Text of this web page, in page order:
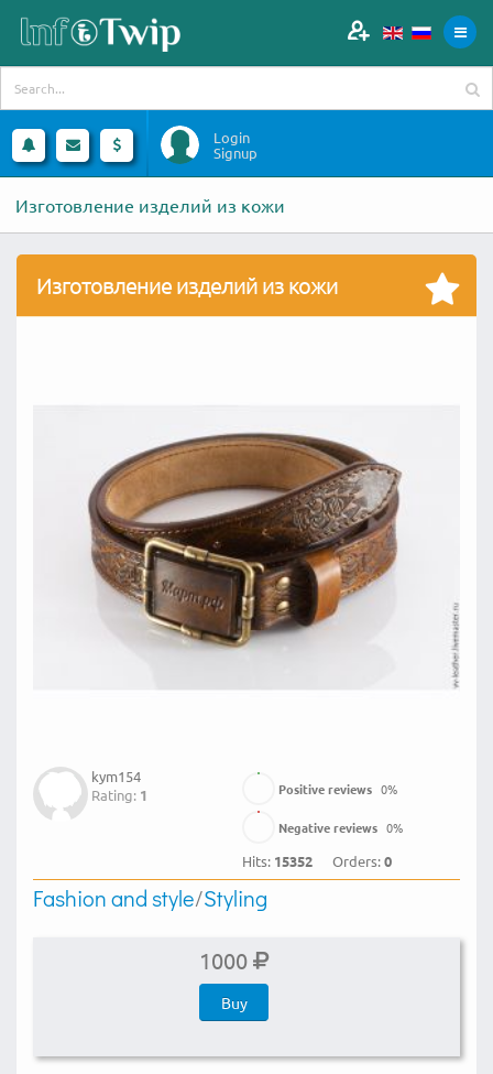
Login
Signup
Изготовление изделий из кожи
Изготовление изделий из кожи
kym154
Rating: 1 Positive reviews 0%
Negative reviews 0%
Hits: 15352 Orders:0
Fashion and style/Styling
1000
Buy